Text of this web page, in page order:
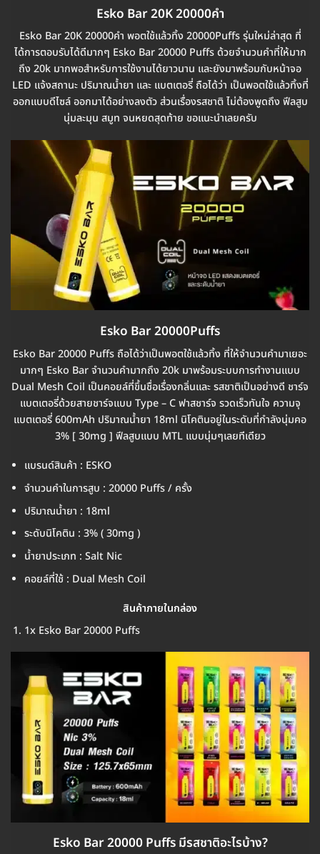
Esko Bar 20K 20000คำ
Esko Bar 20K 20000คำ พอตใช้แล้วทิ้ง 20000Puffs รุ่นใหม่ล่าสุด ที่
ได้การตอบรับได้ดีมากๆ Esko Bar 20000 Puffs ด้วยจำนวนคำที่ให้มาก
ถึง 20k มากพอสำหรับการใช้งานได้ยาวนาน และยังมาพร้อมกับหน้าจอ
LED แจ้งสถานะ ปริมาณน้ำยา และ แบตเตอรี่ ถือได้ว่า เป็นพอตใช้แล้วทิ้งที่
ออกแบบดีไซล์ ออกมาได้อย่างลงตัว ส่วนเรื่องรสชาติ ไม่ต้องพูดถึง ฟีลสูบ
นุ่มละมุน สมูท จนหยดสุดท้าย ขอแนะนำเลยครับ
Esko Bar 20000Puffs
Esko Bar 20000 Puffs ถือได้ว่าเป็นพอตใช้แล้วทิ้ง ที่ให้จำนวนคำมาเยอะ
มากๆ Esko Bar จำนวนคำมากถึง 20k มาพร้อมระบบการทำงานแบบ
Dual Mesh Coil เป็นคอยล์ที่ขึ้นชื่อเรื่องกลิ่นและ รสชาติเป็นอย่างดี ชาร์จ
แบตเตอรี่ด้วยสายชาร์จแบบ Type – C ฟาสชาร์จ รวดเร็วทันใจ ความจุ
แบตเตอรี่ 600mAh ปริมาณน้ำยา 18ml นิโคตินอยู่ในระดับที่กำลังนุ่มคอ
3% [ 30mg ] ฟีลสูบแบบ MTL แบบนุ่มๆเลยทีเดียว
แบรนด์สินค้า : ESKO
จำนวนคำในการสูบ : 20000 Puffs / ครั้ง
ปริมาณน้ำยา : 18ml
ระดับนิโคติน : 3% ( 30mg )
น้ำยาประเภท : Salt Nic
คอยล์ที่ใช้ : Dual Mesh Coil
สินค้าภายในกล่อง
1x Esko Bar 20000 Puffs
Esko Bar 20000 Puffs มีรสชาติอะไรบ้าง?